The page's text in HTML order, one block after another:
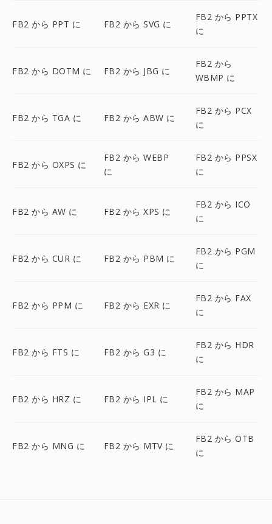
FB2 から PPT に FB2 から SVG に
FB2 から PPTX
に
FB2 から DOTM に FB2 から JBG に
FB2 から
WBMP に
FB2 から TGA に FB2 から ABW に
FB2 から PCX
に
FB2 から OXPS に
FB2 から WEBP
に
FB2 から PPSX
に
FB2 から AW に FB2 から XPS に
FB2 から ICO
に
FB2 から CUR に FB2 から PBM に
FB2 から PGM
に
FB2 から PPM に FB2 から EXR に
FB2 から FAX
に
FB2 から FTS に FB2 から G3 に
FB2 から HDR
に
FB2 から HRZ に FB2 から IPL に
FB2 から MAP
に
FB2 から MNG に FB2 から MTV に
FB2 から OTB
に